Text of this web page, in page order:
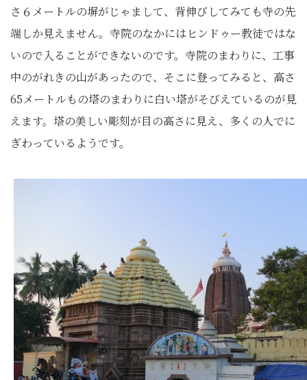
さ６メートルの塀がじゃまして、背伸びしてみても寺の先
端しか見えません。寺院のなかにはヒンドゥー教徒ではな
いので入ることができないのです。寺院のまわりに、工事
中のがれきの山があったので、そこに登ってみると、高さ
65メートルもの塔のまわりに白い塔がそびえているのが見
えます。塔の美しい彫刻が目の高さに見え、多くの人でに
ぎわっているようです。